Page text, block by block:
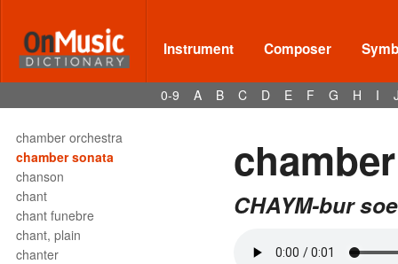
Instrument Composer
0-9 A B C D E F G H I
chaconne
chalumeau
chamber choir
chamber orchestra
chamber sonata
chanson
chant
chant funebre
chant, plain
chanter
CHAYM-bur